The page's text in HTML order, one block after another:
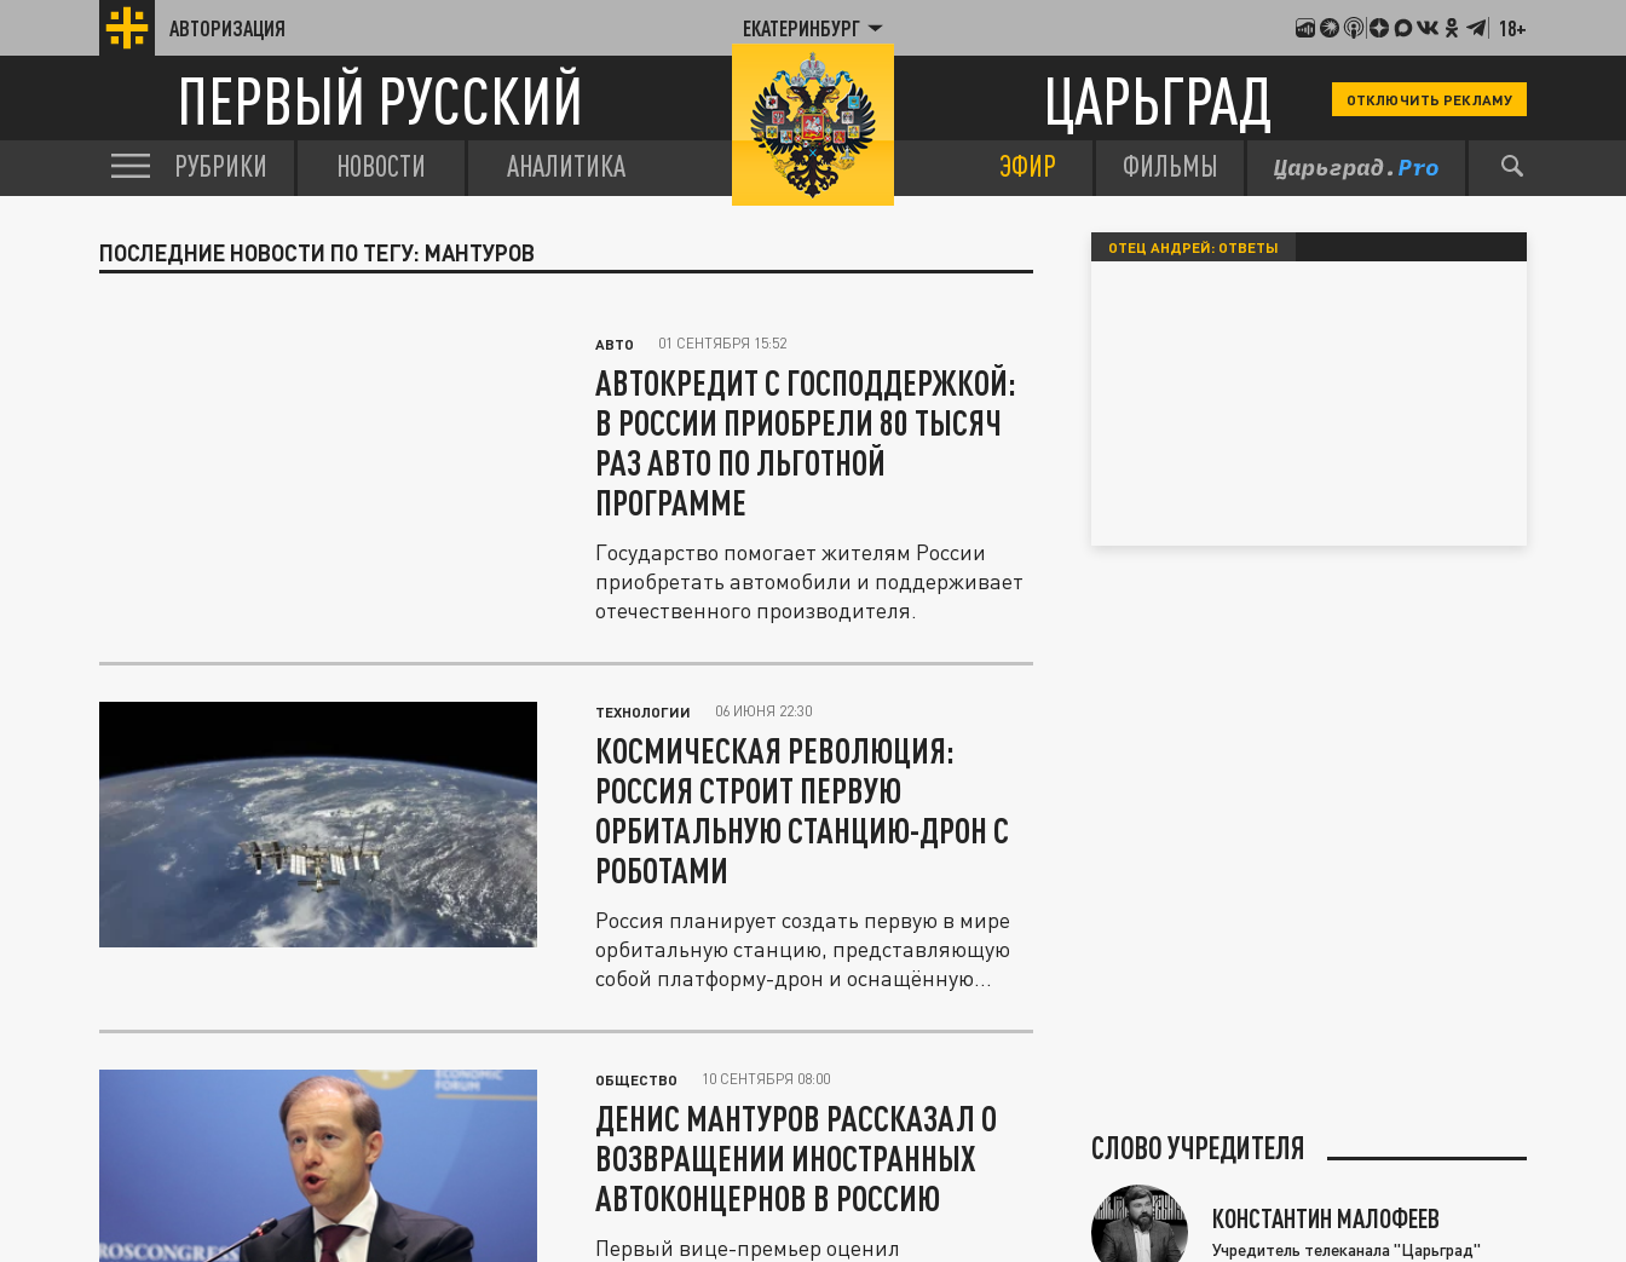
АВТОРИЗАЦИЯ ЕКАТЕРИНБУРГ 18+
ПЕРВЫЙ РУССКИЙ ЦАРЬГРАД ОТКЛЮЧИТЬ РЕКЛАМУ
РУБРИКИ НОВОСТИ АНАЛИТИКА ЭФИР ФИЛЬМЫ
ПОСЛЕДНИЕ НОВОСТИ ПО ТЕГУ: МАНТУРОВ
АВТО 01 СЕНТЯБРЯ 15:52
АВТОКРЕДИТ С ГОСПОДДЕРЖКОЙ:
В РОССИИ ПРИОБРЕЛИ 80 ТЫСЯЧ
РАЗ АВТО ПО ЛЬГОТНОЙ
ПРОГРАММЕ
Государство помогает жителям России
приобретать автомобили и поддерживает
отечественного производителя.
ТЕХНОЛОГИИ 06 ИЮНЯ 22:30
КОСМИЧЕСКАЯ РЕВОЛЮЦИЯ:
РОССИЯ СТРОИТ ПЕРВУЮ
ОРБИТАЛЬНУЮ СТАНЦИЮ-ДРОН С
РОБОТАМИ
Россия планирует создать первую в мире
орбитальную станцию, представляющую
собой платформу-дрон и оснащённую...
ОБЩЕСТВО 10 СЕНТЯБРЯ 08:00
ДЕНИС МАНТУРОВ РАССКАЗАЛ О
ВОЗВРАЩЕНИИ ИНОСТРАННЫХ
АВТОКОНЦЕРНОВ В РОССИЮ
Первый вице-премьер оценил
ОТЕЦ АНДРЕЙ: ОТВЕТЫ
СЛОВО УЧРЕДИТЕЛЯ
КОНСТАНТИН МАЛОФЕЕВ
Учредитель телеканала "Царьград"